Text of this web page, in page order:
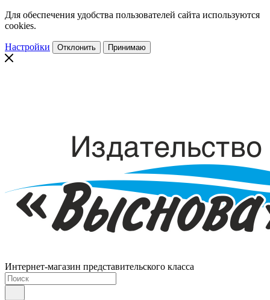
Для обеспечения удобства пользователей сайта используются
cookies.
Настройки Отклонить Принимаю
Интернет-магазин представительского класса